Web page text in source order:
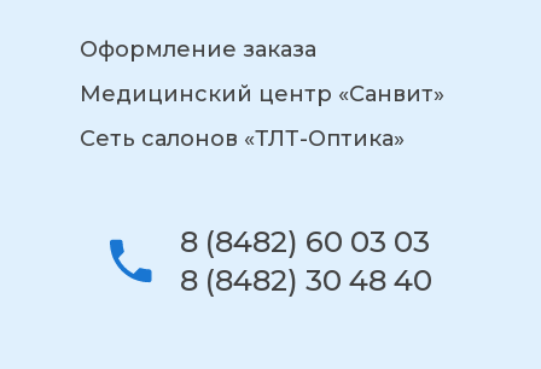
Оформление заказа
Медицинский центр «Санвит»
Сеть салонов «ТЛТ-Оптика»
8 (8482) 60 03 03
8 (8482) 30 48 40